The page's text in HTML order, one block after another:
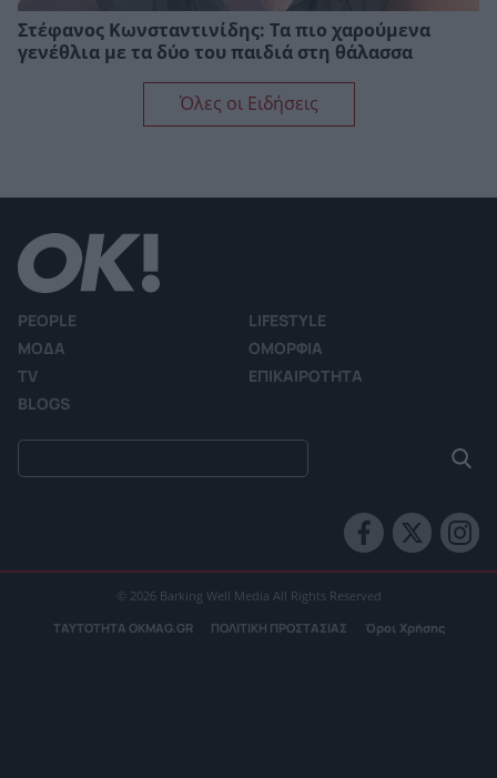
Στέφανος Κωνσταντινίδης: Τα πιο χαρούμενα
γενέθλια με τα δύο του παιδιά στη θάλασσα
Όλες οι Ειδήσεις
PEOPLE
LIFESTYLE
ΜΟΔΑ
ΟΜΟΡΦΙΑ
TV
ΕΠΙΚΑΙΡΟΤΗΤΑ
BLOGS
© 2026 Barking Well Media All Rights Reserved
ΤΑΥΤΟΤΗΤΑ OKMAG.GR ΠΟΛΙΤΙΚΗ ΠΡΟΣΤΑΣΙΑΣ Όροι Χρήσης